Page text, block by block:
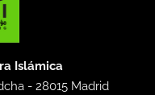
Islámica
-28015 Madrid